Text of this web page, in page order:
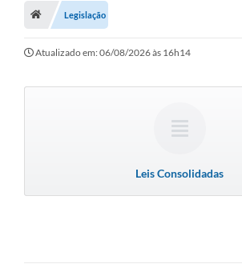
Legislação
Atualizado em: 06/08/2026 às 16h14
Leis Consolidadas